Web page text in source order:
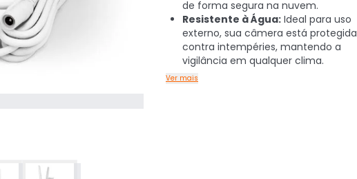
de forma segura na nuvem.
Resistente à Água: Ideal para uso
externo, sua câmera está protegida
contra intempéries, mantendo a
vigilância em qualquer clima.
Ver mais